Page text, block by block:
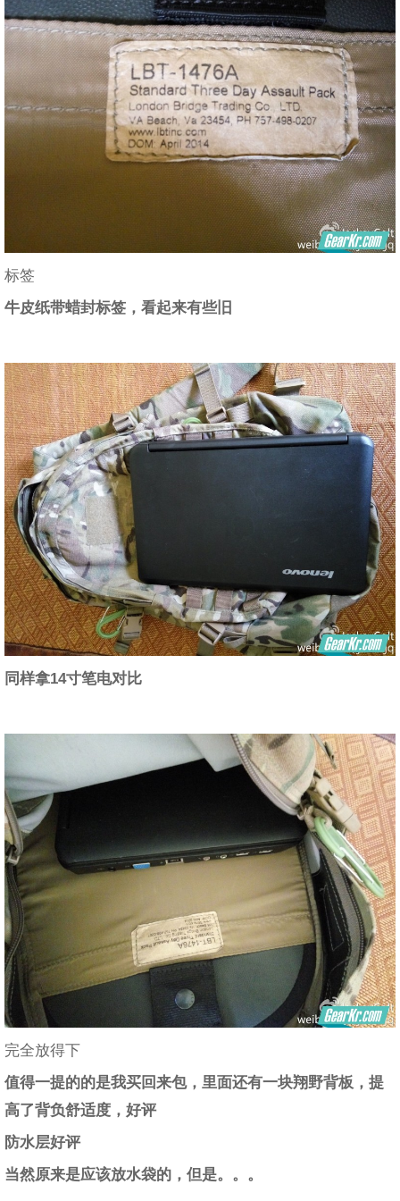
标签
牛皮纸带蜡封标签，看起来有些旧
同样拿14寸笔电对比
完全放得下
值得一提的的是我买回来包，里面还有一块翔野背板，提
高了背负舒适度，好评
防水层好评
当然原来是应该放水袋的，但是。。。